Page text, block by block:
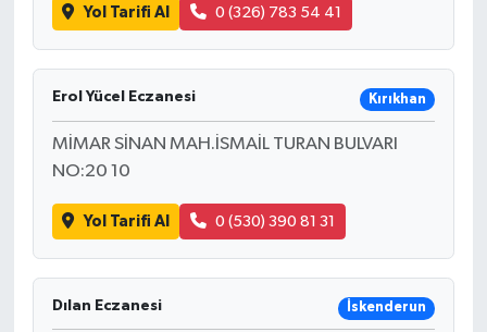
Yol Tarifi Al 0 (326) 783 54 41
Erol Yücel Eczanesi Kırıkhan
MİMAR SİNAN MAH.İSMAİL TURAN BULVARI
NO:20 10
Yol Tarifi Al 0 (530) 390 81 31
Dılan Eczanesi İskenderun